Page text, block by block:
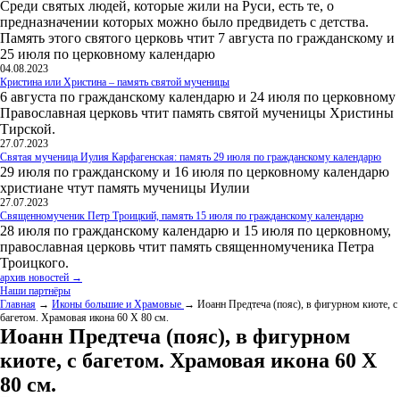
Среди святых людей, которые жили на Руси, есть те, о
предназначении которых можно было предвидеть с детства.
Память этого святого церковь чтит 7 августа по гражданскому и
25 июля по церковному календарю
04.08.2023
Кристина или Христина – память святой мученицы
6 августа по гражданскому календарю и 24 июля по церковному
Православная церковь чтит память святой мученицы Христины
Тирской.
27.07.2023
Святая мученица Иулия Карфагенская: память 29 июля по гражданскому календарю
29 июля по гражданскому и 16 июля по церковному календарю
христиане чтут память мученицы Иулии
27.07.2023
Священномученик Петр Троицкий, память 15 июля по гражданскому календарю
28 июля по гражданскому календарю и 15 июля по церковному,
православная церковь чтит память священномученика Петра
Троицкого.
архив новостей →
Наши партнёры
Главная → Иконы большие и Храмовые → Иоанн Предтеча (пояс), в фигурном киоте, с
багетом. Храмовая икона 60 Х 80 см.
Иоанн Предтеча (пояс), в фигурном
киоте, с багетом. Храмовая икона 60 Х
80 см.